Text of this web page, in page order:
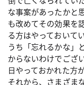
な事案があったかと
も改めてその効果を
る方はやっておいて
うち「忘れるかな」
からないわけでござ
日やっておかれた方
それから、さまざま